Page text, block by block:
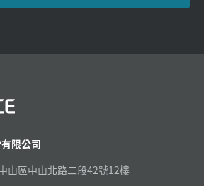
限公司
山區中山北路二段42號12樓